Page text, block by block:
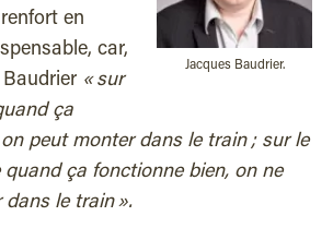
Jacques Baudrier.
en
car,
Baudrier « sur
ça
peut monter dans le train ; sur le
quand ça fonctionne bien, on ne
le train ».